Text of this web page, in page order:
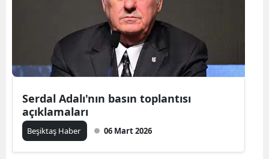
Serdal Adalı'nın basın toplantısı
açıklamaları
Beşiktaş Haber 06 Mart 2026